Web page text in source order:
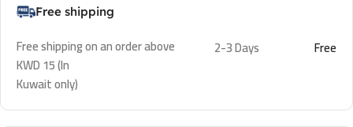
Free shipping
Free shipping on an order above
KWD 15 (In
Kuwait only)
2-3 Days Free